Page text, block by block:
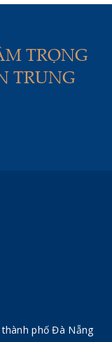
TRỌNG
TRUNG
phố Đà Nẵng